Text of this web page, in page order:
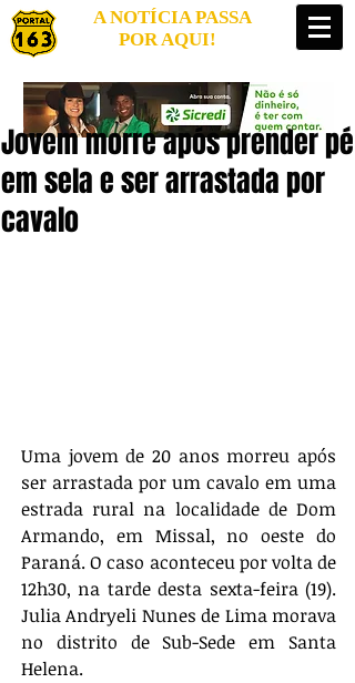
A NOTÍCIA PASSA
POR AQUI!
Jovem morre após prender pé
em sela e ser arrastada por
cavalo
Uma jovem de 20 anos morreu após
ser arrastada por um cavalo em uma
estrada rural na localidade de Dom
Armando, em Missal, no oeste do
Paraná. O caso aconteceu por volta de
12h30, na tarde desta sexta-feira (19).
Julia Andryeli Nunes de Lima morava
no distrito de Sub-Sede em Santa
Helena.